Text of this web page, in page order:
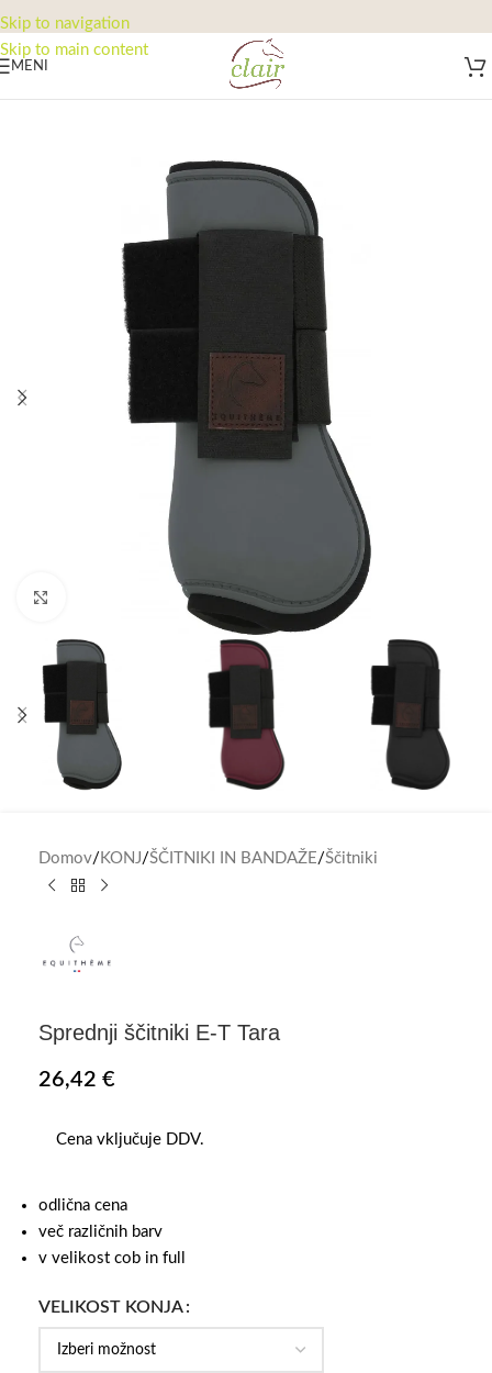
Skip to navigation
Skip to main content
MENI
Domov/ KONJ/ŠČITNIKI IN BANDAŽE/Ščitniki
Sprednji ščitniki E-T Tara
26,42 €
Cena vključuje DDV.
odlična cena
več različnih barv
v velikost cob in full
VELIKOST KONJA